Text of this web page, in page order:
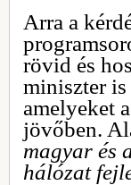
Arra a
rövid és
miniszter is
amelyeket
jövőben.
magyar és
hálózat